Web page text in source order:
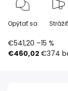
€541,20 –15 %
€460,02 €374
Opýtať sa Strážiť